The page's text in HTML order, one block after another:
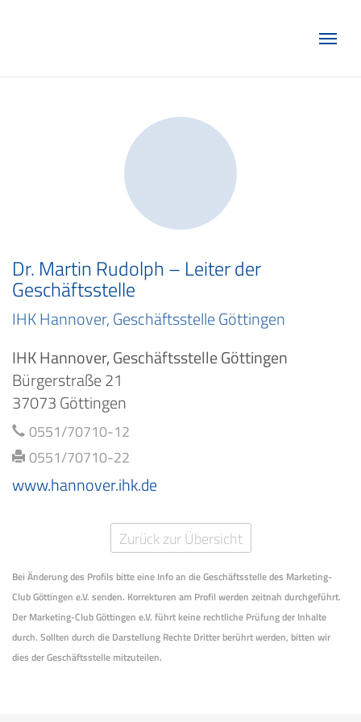
Dr. Martin Rudolph – Leiter der
Geschäftsstelle
IHK Hannover, Geschäftsstelle Göttingen
IHK Hannover, Geschäftsstelle Göttingen
Bürgerstraße 21
37073 Göttingen
0551/70710-12
0551/70710-22
www.hannover.ihk.de
Zurück zur Übersicht
Bei Änderung des Profils bitte eine Info an die Geschäftsstelle des Marketing-
Club Göttingen e.V. senden. Korrekturen am Profil werden zeitnah durchgeführt.
Der Marketing-Club Göttingen e.V. führt keine rechtliche Prüfung der Inhalte
durch. Sollten durch die Darstellung Rechte Dritter berührt werden, bitten wir
dies der Geschäftsstelle mitzuteilen.